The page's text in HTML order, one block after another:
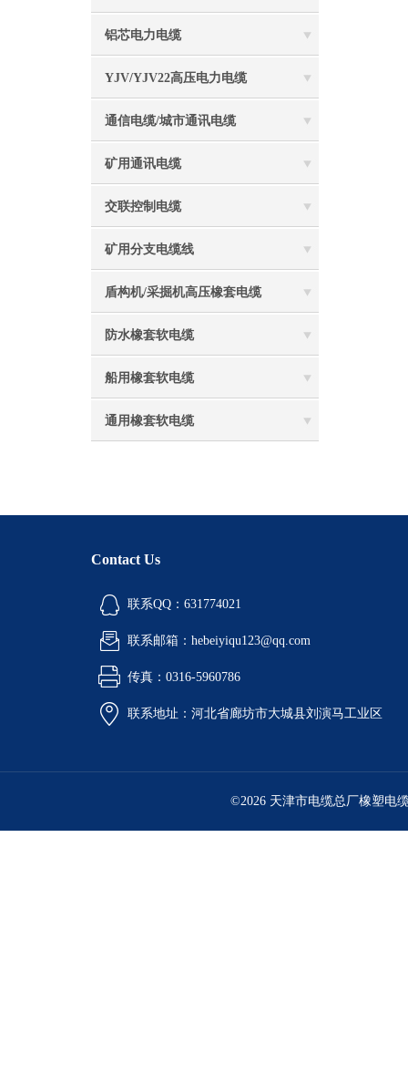
铝芯电力电缆
YJV/YJV22高压电力电缆
通信电缆/城市通讯电缆
矿用通讯电缆
交联控制电缆
矿用分支电缆线
盾构机/采掘机高压橡套电缆
防水橡套软电缆
船用橡套软电缆
通用橡套软电缆
Contact Us
联系QQ：631774021
联系邮箱：hebeiyiqu123@qq.com
传真：0316-5960786
联系地址：河北省廊坊市大城县刘演马工业区
©2026 天津市电缆总厂橡塑电